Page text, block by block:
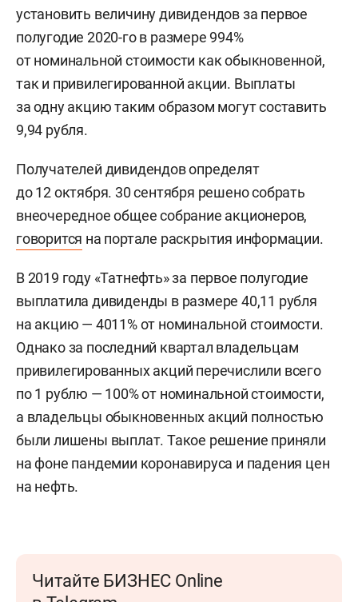
установить величину дивидендов за первое
полугодие 2020-го в размере 994%
от номинальной стоимости как обыкновенной,
так и привилегированной акции. Выплаты
за одну акцию таким образом могут составить
9,94 рубля.
Получателей дивидендов определят
до 12 октября. 30 сентября решено собрать
внеочередное общее собрание акционеров,
говорится на портале раскрытия информации.
В 2019 году «Татнефть» за первое полугодие
выплатила дивиденды в размере 40,11 рубля
на акцию — 4011% от номинальной стоимости.
Однако за последний квартал владельцам
привилегированных акций перечислили всего
по 1 рублю — 100% от номинальной стоимости,
а владельцы обыкновенных акций полностью
были лишены выплат. Такое решение приняли
на фоне пандемии коронавируса и падения цен
на нефть.
Читайте БИЗНЕС Online